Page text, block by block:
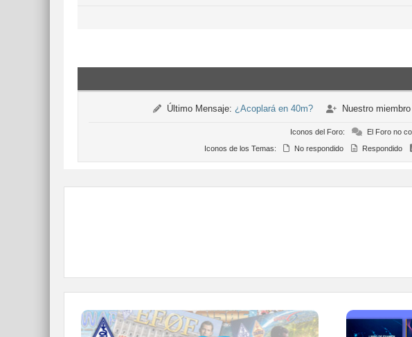
Último Mensaje: ¿Acoplará en 40m? Nuestro
Iconos del Foro: El Foro no
Iconos de los Temas:
No respondido Respondido
QDURE - https://qsl.ure.es